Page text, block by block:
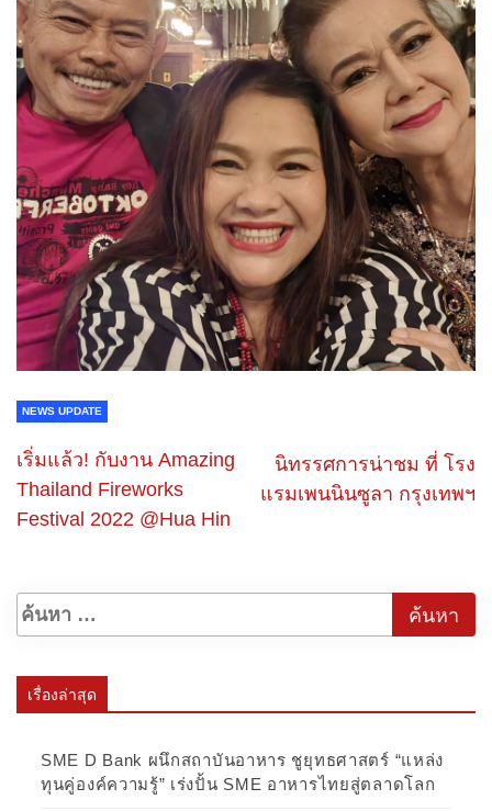
NEWS UPDATE
เริ่มแล้ว! กับงาน Amazing
Thailand Fireworks
Festival 2022 @Hua Hin
นิทรรศการน่าชม​ ที่​ โรง
แรมเพนนินซูลา กรุงเทพฯ
เรื่องล่าสุด
SME D Bank ผนึกสถาบันอาหาร ชูยุทธศาสตร์ “แหล่ง
ทุนคู่องค์ความรู้” เร่งปั้น SME อาหารไทยสู่ตลาดโลก